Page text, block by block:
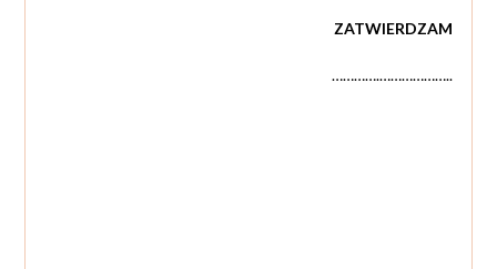
ZATWIERDZAM
………….………………..